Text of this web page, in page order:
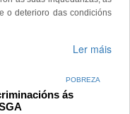
o deterioro das condicións
Ler máis
POBREZA
ás